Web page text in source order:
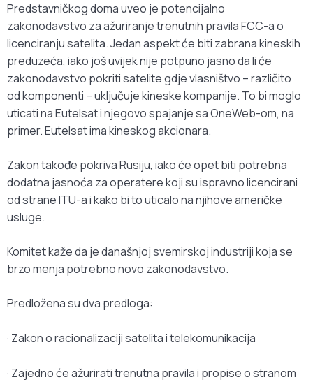
Predstavničkog doma uveo je potencijalno
zakonodavstvo za ažuriranje trenutnih pravila FCC-a o
licenciranju satelita. Jedan aspekt će biti zabrana kineskih
preduzeća, iako još uvijek nije potpuno jasno da li će
zakonodavstvo pokriti satelite gdje vlasništvo – različito
od komponenti – uključuje kineske kompanije. To bi moglo
uticati na Eutelsat i njegovo spajanje sa OneWeb-om, na
primer. Eutelsat ima kineskog akcionara.
Zakon takođe pokriva Rusiju, iako će opet biti potrebna
dodatna jasnoća za operatere koji su ispravno licencirani
od strane ITU-a i kako bi to uticalo na njihove američke
usluge.
Komitet kaže da je današnjoj svemirskoj industriji koja se
brzo menja potrebno novo zakonodavstvo.
Predložena su dva predloga:
· Zakon o racionalizaciji satelita i telekomunikacija
· Zajedno će ažurirati trenutna pravila i propise o stranom